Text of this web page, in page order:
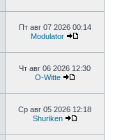
Пт авг 07 2026 00:14
Modulator
Чт авг 06 2026 12:30
O-Witte
Ср авг 05 2026 12:18
Shuriken